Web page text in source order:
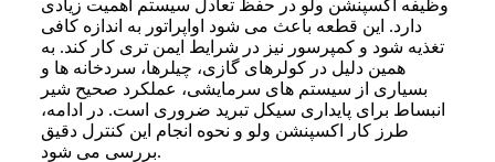
وظیفه اکسپنشن ولو در حفظ تعادل سیستم اهمیت زیادی
دارد. این قطعه باعث می شود اواپراتور به اندازه کافی
تغذیه شود و کمپرسور نیز در شرایط ایمن تری کار کند. به
همین دلیل در کولرهای گازی، چیلرها، سردخانه ها و
بسیاری از سیستم های سرمایشی، عملکرد صحیح شیر
انبساط برای پایداری سیکل تبرید ضروری است. در ادامه،
طرز کار اکسپنشن ولو و نحوه انجام این کنترل دقیق
بررسی می شود.